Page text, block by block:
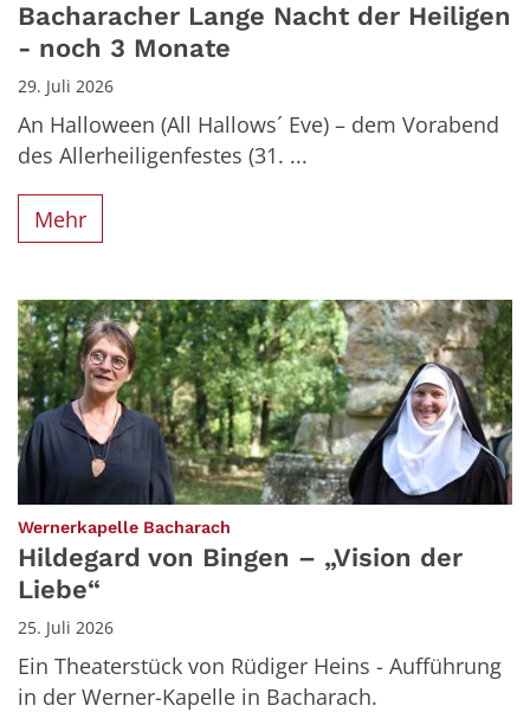
Bacharacher Lange Nacht der Heiligen
- noch 3 Monate
29. Juli 2026
An Halloween (All Hallows´ Eve) – dem Vorabend
des Allerheiligenfestes (31. ...
Mehr
Wernerkapelle Bacharach
Hildegard von Bingen – „Vision der
Liebe“
25. Juli 2026
Ein Theaterstück von Rüdiger Heins - Aufführung
in der Werner-Kapelle in Bacharach.